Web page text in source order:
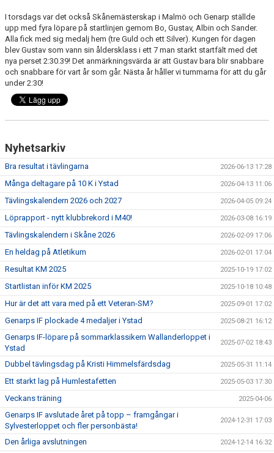
I torsdags var det också Skånemästerskap i Malmö och Genarp ställde
upp med fyra löpare på startlinjen gemom Bo, Gustav, Albin och Sander.
Alla fick med sig medalj hem (tre Guld och ett Silver). Kungen för dagen
blev Gustav som vann sin åldersklass i ett 7 man starkt startfält med det
nya perset 2:30.39! Det anmärkningsvärda är att Gustav bara blir snabbare
och snabbare för vart år som går. Nästa år håller vi tummarna för att du går
under 2:30!
Nyhetsarkiv
Bra resultat i tävlingarna 2026-06-13 17:28
Många deltagare på 10 K i Ystad 2026-04-13 11:06
Tävlingskalendern 2026 och 2027 2026-04-05 09:24
Löprapport - nytt klubbrekord i M40! 2026-03-08 16:19
Tävlingskalendern i Skåne 2026 2026-02-09 17:06
En heldag på Atletikum 2026-02-01 17:04
Resultat KM 2025 2025-10-19 17:02
Startlistan inför KM 2025 2025-10-18 10:48
Hur är det att vara med på ett Veteran-SM? 2025-09-01 17:02
Genarps IF plockade 4 medaljer i Ystad 2025-08-21 16:12
Genarps IF-löpare på sommarklassikern Wallanderloppet i
Ystad
2025-07-02 18:43
Dubbel tävlingsdag på Kristi Himmelsfärdsdag 2025-05-31 11:14
Ett starkt lag på Humlestafetten 2025-05-03 17:30
Veckans träning 2025-04-06
Genarps IF avslutade året på topp – framgångar i
Sylvesterloppet och fler personbästa!
2024-12-31 17:03
Den årliga avslutningen 2024-12-14 16:32